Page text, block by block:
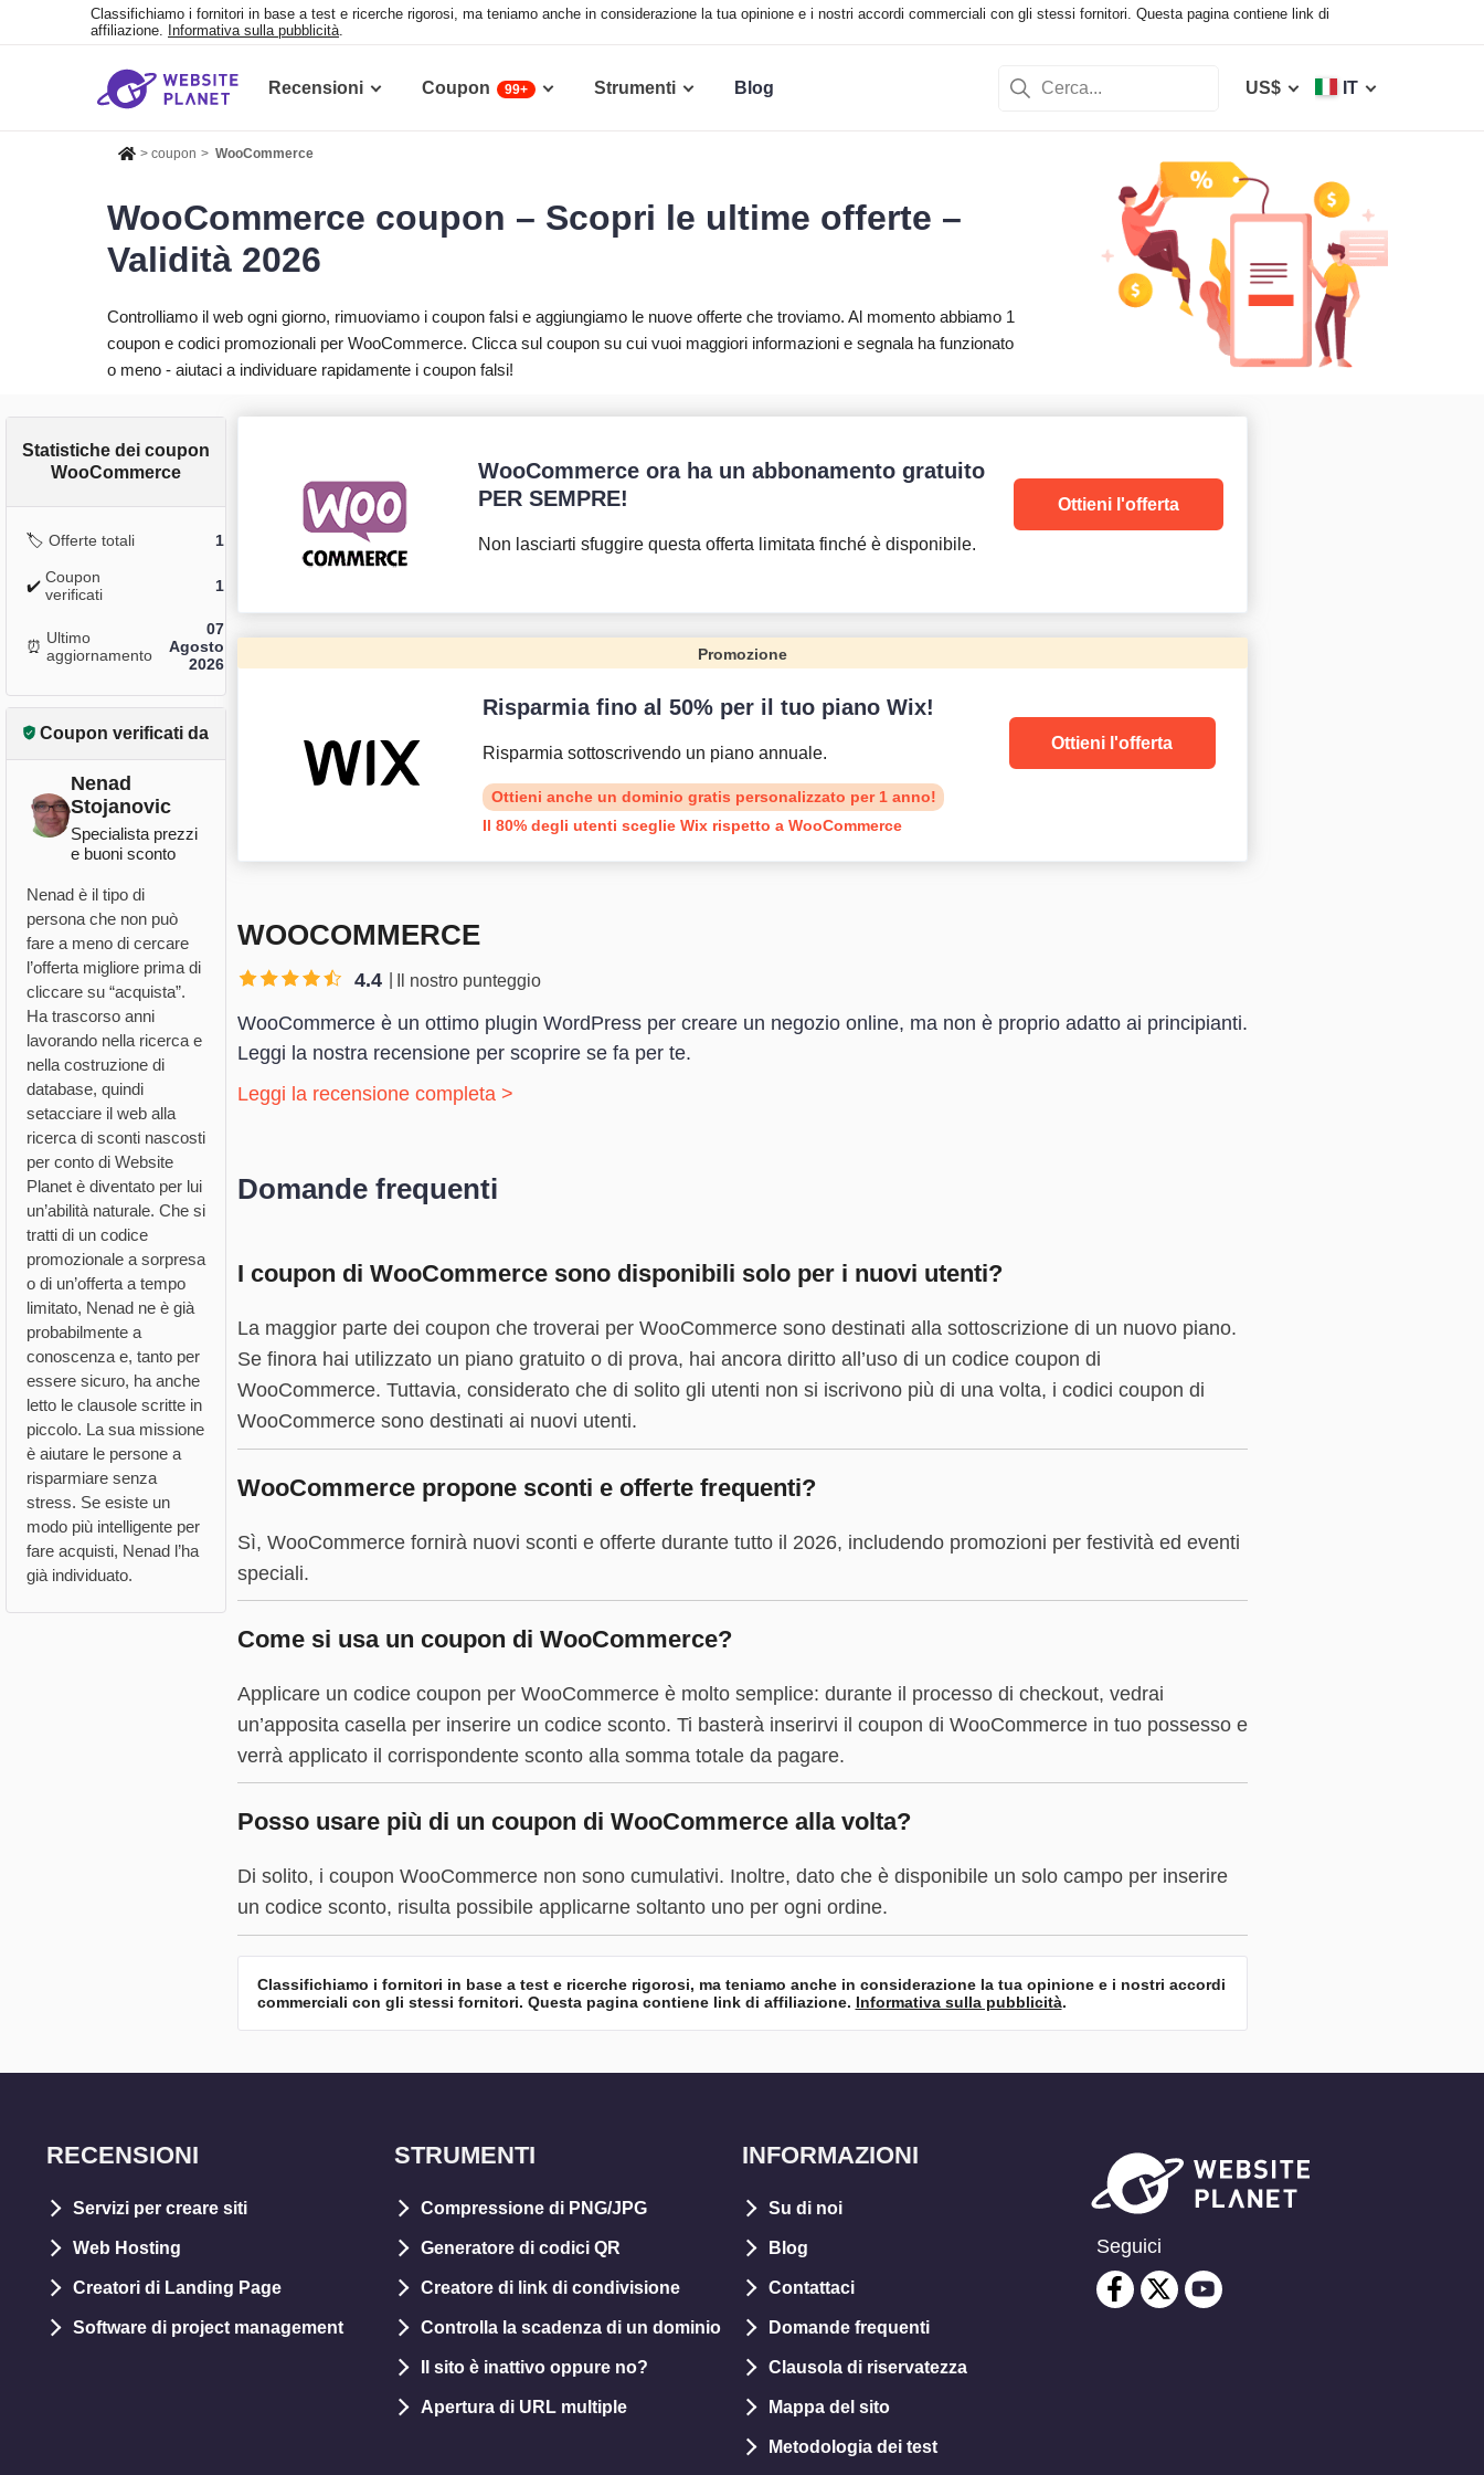
Classifichiamo i fornitori in base a test e ricerche rigorosi, ma teniamo anche in considerazione la tua opinione e i nostri accordi commerciali con gli stessi fornitori. Questa pagina contiene link di
affiliazione. Informativa sulla pubblicità.
Recensioni Coupon 99+ Strumenti Blog US$ IT
> coupon > WooCommerce
WooCommerce coupon – Scopri le ultime offerte –
Validità 2026
Controlliamo il web ogni giorno, rimuoviamo i coupon falsi e aggiungiamo le nuove offerte che troviamo. Al momento abbiamo 1
coupon e codici promozionali per WooCommerce. Clicca sul coupon su cui vuoi maggiori informazioni e segnala ha funzionato
o meno - aiutaci a individuare rapidamente i coupon falsi!
Statistiche dei coupon
WooCommerce
🏷️ Offerte totali 1
✔️ Coupon
verificati
1
⏰ Ultimo
aggiornamento
07
Agosto
2026
Coupon verificati da
Nenad
Stojanovic
Specialista prezzi
e buoni sconto
Nenad è il tipo di
persona che non può
fare a meno di cercare
l’offerta migliore prima di
cliccare su “acquista”.
Ha trascorso anni
lavorando nella ricerca e
nella costruzione di
database, quindi
setacciare il web alla
ricerca di sconti nascosti
per conto di Website
Planet è diventato per lui
un’abilità naturale. Che si
tratti di un codice
promozionale a sorpresa
o di un’offerta a tempo
limitato, Nenad ne è già
probabilmente a
conoscenza e, tanto per
essere sicuro, ha anche
letto le clausole scritte in
piccolo. La sua missione
è aiutare le persone a
risparmiare senza
stress. Se esiste un
modo più intelligente per
fare acquisti, Nenad l’ha
già individuato.
WooCommerce ora ha un abbonamento gratuito
PER SEMPRE!
Non lasciarti sfuggire questa offerta limitata finché è disponibile.
Ottieni l'offerta
Promozione
Risparmia fino al 50% per il tuo piano Wix!
Risparmia sottoscrivendo un piano annuale.
Ottieni anche un dominio gratis personalizzato per 1 anno!
Il 80% degli utenti sceglie Wix rispetto a WooCommerce
Ottieni l'offerta
WOOCOMMERCE
4.4 Il nostro punteggio
WooCommerce è un ottimo plugin WordPress per creare un negozio online, ma non è proprio adatto ai principianti.
Leggi la nostra recensione per scoprire se fa per te.
Leggi la recensione completa >
Domande frequenti
I coupon di WooCommerce sono disponibili solo per i nuovi utenti?
La maggior parte dei coupon che troverai per WooCommerce sono destinati alla sottoscrizione di un nuovo piano.
Se finora hai utilizzato un piano gratuito o di prova, hai ancora diritto all’uso di un codice coupon di
WooCommerce. Tuttavia, considerato che di solito gli utenti non si iscrivono più di una volta, i codici coupon di
WooCommerce sono destinati ai nuovi utenti.
WooCommerce propone sconti e offerte frequenti?
Sì, WooCommerce fornirà nuovi sconti e offerte durante tutto il 2026, includendo promozioni per festività ed eventi
speciali.
Come si usa un coupon di WooCommerce?
Applicare un codice coupon per WooCommerce è molto semplice: durante il processo di checkout, vedrai
un’apposita casella per inserire un codice sconto. Ti basterà inserirvi il coupon di WooCommerce in tuo possesso e
verrà applicato il corrispondente sconto alla somma totale da pagare.
Posso usare più di un coupon di WooCommerce alla volta?
Di solito, i coupon WooCommerce non sono cumulativi. Inoltre, dato che è disponibile un solo campo per inserire
un codice sconto, risulta possibile applicarne soltanto uno per ogni ordine.
Classifichiamo i fornitori in base a test e ricerche rigorosi, ma teniamo anche in considerazione la tua opinione e i nostri accordi
commerciali con gli stessi fornitori. Questa pagina contiene link di affiliazione. Informativa sulla pubblicità.
RECENSIONI
Servizi per creare siti
Web Hosting
Creatori di Landing Page
Software di project management
STRUMENTI
Compressione di PNG/JPG
Generatore di codici QR
Creatore di link di condivisione
Controlla la scadenza di un dominio
Il sito è inattivo oppure no?
Apertura di URL multiple
INFORMAZIONI
Su di noi
Blog
Contattaci
Domande frequenti
Clausola di riservatezza
Mappa del sito
Metodologia dei test
Seguici